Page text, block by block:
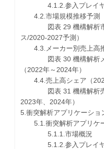
4.1.2.参入プレイヤ
4.2.市場規模推移予測（
図表 29 機構解析市
ス/2020-2027予測）
4.3.メーカー別売上高推
図表 30 機構解析メ
（2022年～2024年）
4.4.売上高シェア（
図表 31 機構解析売上
2023年、2024年）
5.衝突解析アプリケーショ
5.1.衝突解析アプリケ
5.1.1.市場概況
5.1.2.参入プレイヤ